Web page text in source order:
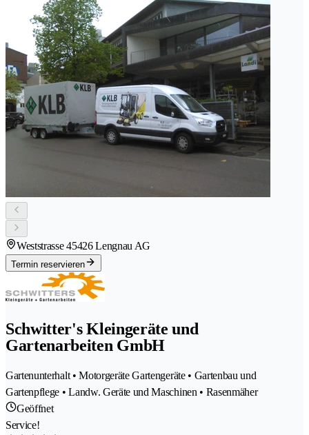
Weststrasse 45426 Lengnau AG
Termin reservieren
Schwitter's Kleingeräte und
Gartenarbeiten GmbH
Gartenunterhalt • Motorgeräte Gartengeräte • Gartenbau und
Gartenpflege • Landw. Geräte und Maschinen • Rasenmäher
Geöffnet
Service!